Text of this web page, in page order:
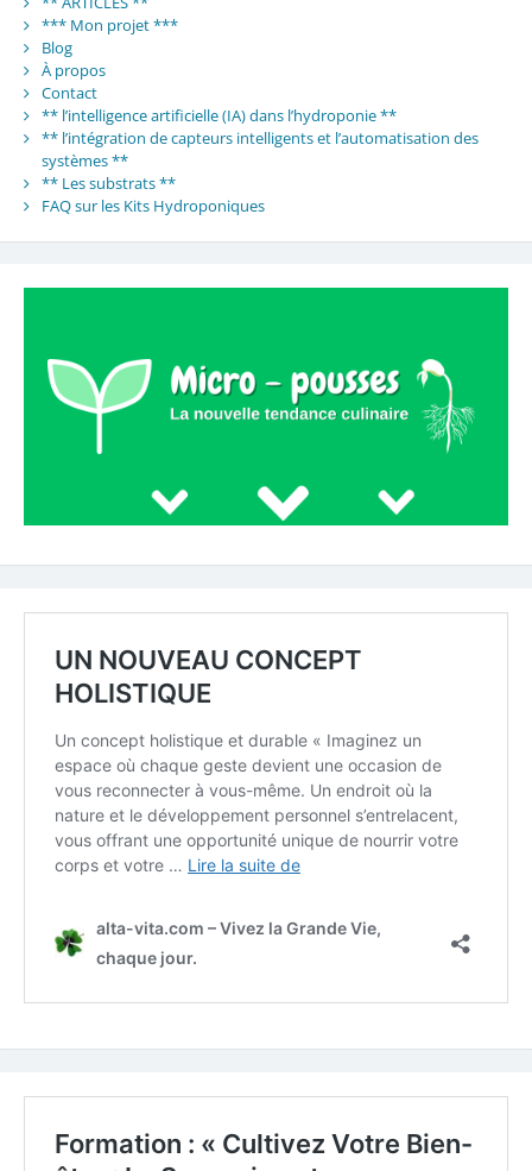
*** Mon projet ***
Blog
À propos
Contact
** l’intelligence artificielle (IA) dans l’hydroponie **
** l’intégration de capteurs intelligents et l’automatisation des
systèmes **
** Les substrats **
FAQ sur les Kits Hydroponiques